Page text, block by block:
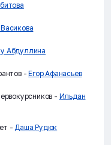
Абдуллина
-Егор Афанасьев
- Ильдан
-Даша Рудюк